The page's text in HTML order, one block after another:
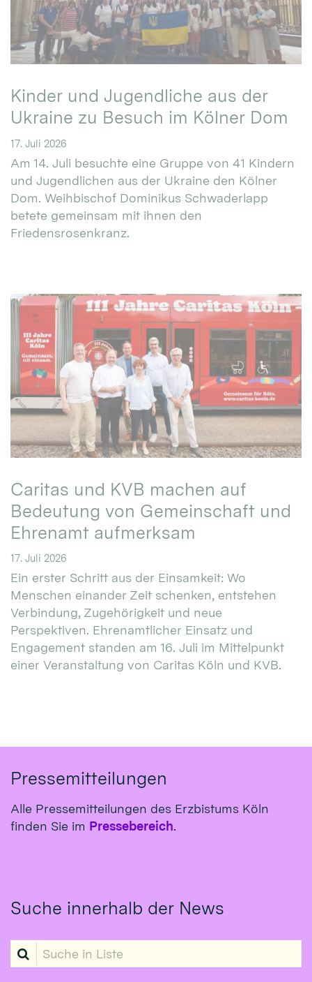
Kinder und Jugendliche aus der
Ukraine zu Besuch im Kölner Dom
17. Juli 2026
Am 14. Juli besuchte eine Gruppe von 41 Kindern
und Jugendlichen aus der Ukraine den Kölner
Dom. Weihbischof Dominikus Schwaderlapp
betete gemeinsam mit ihnen den
Friedensrosenkranz.
Caritas und KVB machen auf
Bedeutung von Gemeinschaft und
Ehrenamt aufmerksam
17. Juli 2026
Ein erster Schritt aus der Einsamkeit: Wo
Menschen einander Zeit schenken, entstehen
Verbindung, Zugehörigkeit und neue
Perspektiven. Ehrenamtlicher Einsatz und
Engagement standen am 16. Juli im Mittelpunkt
einer Veranstaltung von Caritas Köln und KVB.
Pressemitteilungen
Alle Pressemitteilungen des Erzbistums Köln
finden Sie im Pressebereich.
Suche innerhalb der News
Suche in Liste